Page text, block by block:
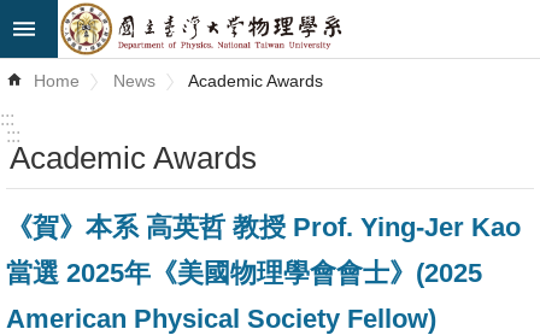
Skip to main content
Advanced
Search
News
About
Us
Home News Academic Awards
:::
:::
Academic Awards
《賀》本系 高英哲 教授 Prof. Ying-Jer Kao
當選 2025年《美國物理學會會士》(2025
American Physical Society Fellow)